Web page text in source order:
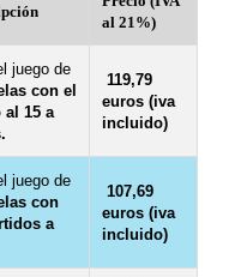
al 21%)
juego de
con el
al 15 a
119,79
euros (iva
incluido)
juego de
con
a
107,69
euros (iva
incluido)